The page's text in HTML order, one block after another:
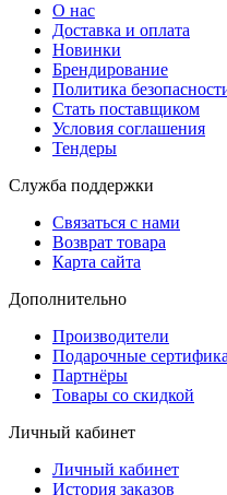
О нас
Доставка и оплата
Новинки
Брендирование
Политика
Стать поставщиком
Условия соглашения
Тендеры
Служба поддержки
Связаться с нами
Возврат товара
Карта сайта
Дополнительно
Производители
Подарочные
Партнёры
Товары со скидкой
Личный кабинет
Личный кабинет
История заказов